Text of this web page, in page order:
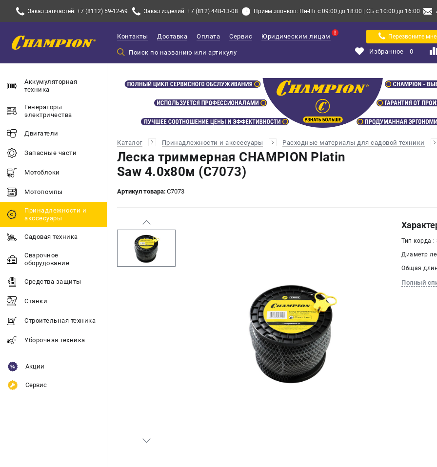
Заказ запчастей: +7 (8112) 59-12-69 Заказ изделий: +7 (812) 448-13-08 Прием звонков: Пн-Пт с 09:00 до 18:00 | СБ с 10:00 до 16:00
Контакты Доставка Оплата Сервис Юридическим лицам Перезвоните мне
Избранное 0
Аккумуляторная
техника
Генераторы
электричества
Двигатели
Запасные части
Мотоблоки
Мотопомпы
Принадлежности и
акссесуары
Садовая техника
Сварочное
оборудование
Средства защиты
Станки
Строительная техника
Уборочная техника
Акции
Сервис
Каталог Принадлежности и акссесуары Расходные материалы для садовой техники
Леска триммерная CHAMPION Platin
Saw 4.0х80м (C7073)
Артикул товара: C7073
Тип корда
Диаметр
Общая
Полный